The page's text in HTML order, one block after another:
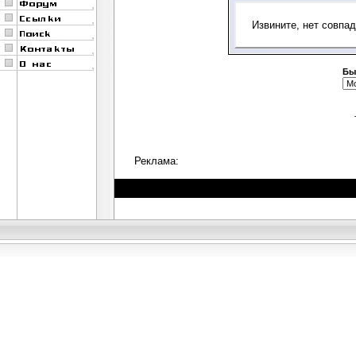
Извините, нет
Реклама: